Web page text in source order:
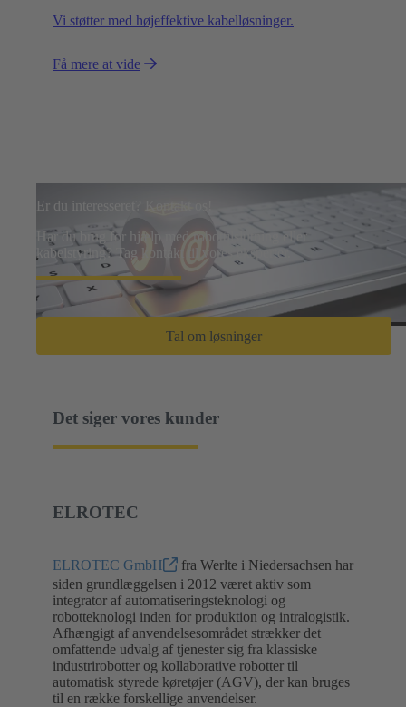
Vi støtter med højeffektive kabelløsninger.
Få mere at vide
Er du interesseret? Kontakt os!
Har du brug for hjælp med robottilslutning eller
kabelstyring? Tag kontakt til vores eksperter.
Tal om løsninger
Det siger vores kunder
ELROTEC
ELROTEC GmbH
fra Werlte i Niedersachsen har
siden grundlæggelsen i 2012 været aktiv som
integrator af automatiseringsteknologi og
robotteknologi inden for produktion og intralogistik.
Afhængigt af anvendelsesområdet strækker det
omfattende udvalg af tjenester sig fra klassiske
industrirobotter og kollaborative robotter til
automatisk styrede køretøjer (AGV), der kan bruges
til en række forskellige anvendelser.